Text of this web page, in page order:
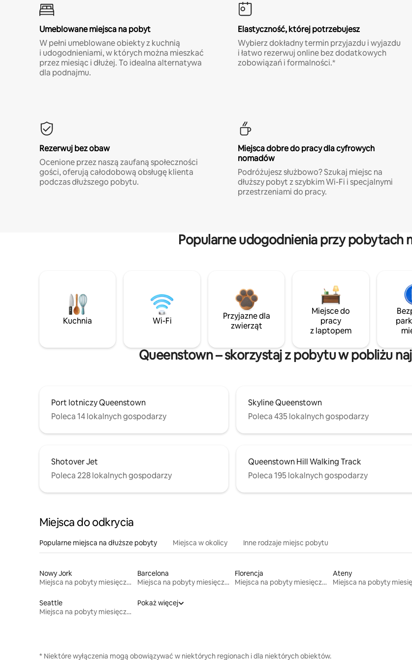
Umeblowane miejsca na pobyt
W pełni umeblowane obiekty z kuchnią
i udogodnieniami, w których można mieszkać
przez miesiąc i dłużej. To idealna alternatywa
dla podnajmu.
Elastyczność, której potrzebujesz
Wybierz dokładny termin przyjazdu i wyjazdu
i łatwo rezerwuj online bez dodatkowych
zobowiązań i formalności.*
Rezerwuj bez obaw
Ocenione przez naszą zaufaną społeczności
gości, oferują całodobową obsługę klienta
podczas dłuższego pobytu.
Miejsca dobre do pracy dla cyfrowych
nomadów
Podróżujesz służbowo? Szukaj miejsc na
dłuższy pobyt z szybkim Wi-Fi i specjalnymi
przestrzeniami do pracy.
Popularne udogodnienia przy pobytach
Kuchnia Wi-Fi
Przyjazne dla
zwierząt
Miejsce do
pracy
z laptopem
Queenstown – skorzystaj z pobytu w pobliżu
Port lotniczy Queenstown
Poleca 14 lokalnych gospodarzy
Skyline Queenstown
Poleca 435 lokalnych gospodarzy
Shotover Jet
Poleca 228 lokalnych gospodarzy
Queenstown Hill Walking Track
Poleca 195 lokalnych gospodarzy
Miejsca do odkrycia
Popularne miejsca na dłuższe pobyty Miejsca w okolicy Inne rodzaje miejsc pobytu
Nowy Jork
Miejsca na pobyty miesięczne
Barcelona
Miejsca na pobyty miesięczne
Florencja
Miejsca na pobyty miesięczne
Ateny
Seattle
Miejsca na pobyty miesięczne
Pokaż więcej
* Niektóre wyłączenia mogą obowiązywać w niektórych regionach i dla niektórych obiektów.